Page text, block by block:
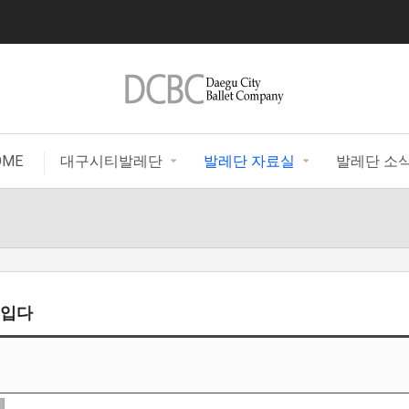
대구시티발레단 발레단 자료실 발레단 소
다